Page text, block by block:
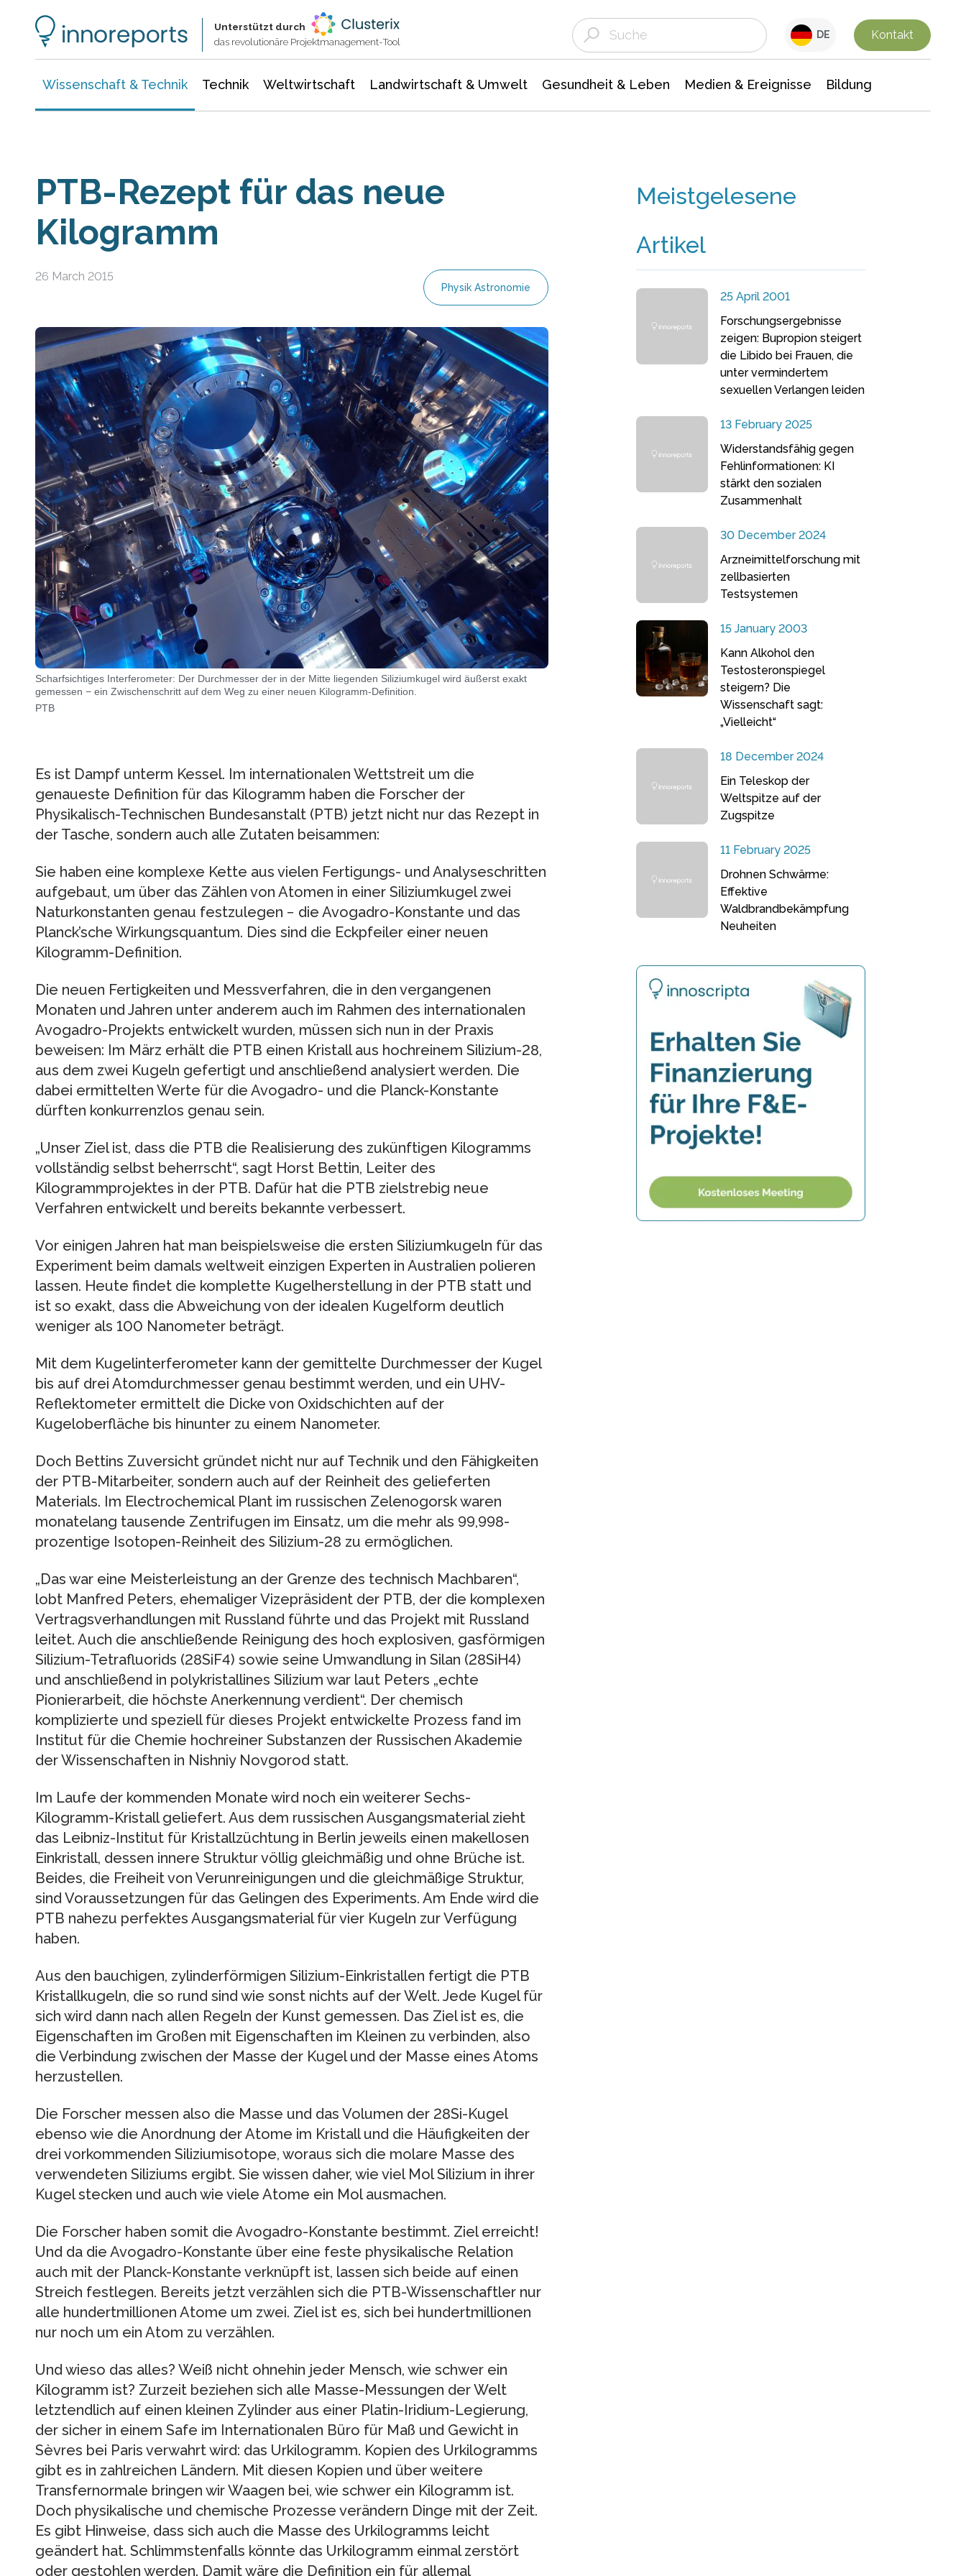
Unterstützt durch
das revolutionäre Projektmanagement-Tool
DE Kontakt
Wissenschaft & Technik Technik Weltwirtschaft Landwirtschaft & Umwelt Gesundheit & Leben Medien & Ereignisse Bildung
PTB-Rezept für das neue
Kilogramm
26 March 2015
Physik Astronomie
Scharfsichtiges Interferometer: Der Durchmesser der in der Mitte liegenden Siliziumkugel wird äußerst exakt
gemessen − ein Zwischenschritt auf dem Weg zu einer neuen Kilogramm-Definition.
PTB
Es ist Dampf unterm Kessel. Im internationalen Wettstreit um die
genaueste Definition für das Kilogramm haben die Forscher der
Physikalisch-Technischen Bundesanstalt (PTB) jetzt nicht nur das Rezept in
der Tasche, sondern auch alle Zutaten beisammen:
Sie haben eine komplexe Kette aus vielen Fertigungs- und Analyseschritten
aufgebaut, um über das Zählen von Atomen in einer Siliziumkugel zwei
Naturkonstanten genau festzulegen − die Avogadro-Konstante und das
Planck’sche Wirkungsquantum. Dies sind die Eckpfeiler einer neuen
Kilogramm-Definition.
Die neuen Fertigkeiten und Messverfahren, die in den vergangenen
Monaten und Jahren unter anderem auch im Rahmen des internationalen
Avogadro-Projekts entwickelt wurden, müssen sich nun in der Praxis
beweisen: Im März erhält die PTB einen Kristall aus hochreinem Silizium-28,
aus dem zwei Kugeln gefertigt und anschließend analysiert werden. Die
dabei ermittelten Werte für die Avogadro- und die Planck-Konstante
dürften konkurrenzlos genau sein.
„Unser Ziel ist, dass die PTB die Realisierung des zukünftigen Kilogramms
vollständig selbst beherrscht“, sagt Horst Bettin, Leiter des
Kilogrammprojektes in der PTB. Dafür hat die PTB zielstrebig neue
Verfahren entwickelt und bereits bekannte verbessert.
Vor einigen Jahren hat man beispielsweise die ersten Siliziumkugeln für das
Experiment beim damals weltweit einzigen Experten in Australien polieren
lassen. Heute findet die komplette Kugelherstellung in der PTB statt und
ist so exakt, dass die Abweichung von der idealen Kugelform deutlich
weniger als 100 Nanometer beträgt.
Mit dem Kugelinterferometer kann der gemittelte Durchmesser der Kugel
bis auf drei Atomdurchmesser genau bestimmt werden, und ein UHV-
Reflektometer ermittelt die Dicke von Oxidschichten auf der
Kugeloberfläche bis hinunter zu einem Nanometer.
Doch Bettins Zuversicht gründet nicht nur auf Technik und den Fähigkeiten
der PTB-Mitarbeiter, sondern auch auf der Reinheit des gelieferten
Materials. Im Electrochemical Plant im russischen Zelenogorsk waren
monatelang tausende Zentrifugen im Einsatz, um die mehr als 99,998-
prozentige Isotopen-Reinheit des Silizium-28 zu ermöglichen.
„Das war eine Meisterleistung an der Grenze des technisch Machbaren“,
lobt Manfred Peters, ehemaliger Vizepräsident der PTB, der die komplexen
Vertragsverhandlungen mit Russland führte und das Projekt mit Russland
leitet. Auch die anschließende Reinigung des hoch explosiven, gasförmigen
Silizium-Tetrafluorids (28SiF4) sowie seine Umwandlung in Silan (28SiH4)
und anschließend in polykristallines Silizium war laut Peters „echte
Pionierarbeit, die höchste Anerkennung verdient“. Der chemisch
komplizierte und speziell für dieses Projekt entwickelte Prozess fand im
Institut für die Chemie hochreiner Substanzen der Russischen Akademie
der Wissenschaften in Nishniy Novgorod statt.
Im Laufe der kommenden Monate wird noch ein weiterer Sechs-
Kilogramm-Kristall geliefert. Aus dem russischen Ausgangsmaterial zieht
das Leibniz-Institut für Kristallzüchtung in Berlin jeweils einen makellosen
Einkristall, dessen innere Struktur völlig gleichmäßig und ohne Brüche ist.
Beides, die Freiheit von Verunreinigungen und die gleichmäßige Struktur,
sind Voraussetzungen für das Gelingen des Experiments. Am Ende wird die
PTB nahezu perfektes Ausgangsmaterial für vier Kugeln zur Verfügung
haben.
Aus den bauchigen, zylinderförmigen Silizium-Einkristallen fertigt die PTB
Kristallkugeln, die so rund sind wie sonst nichts auf der Welt. Jede Kugel für
sich wird dann nach allen Regeln der Kunst gemessen. Das Ziel ist es, die
Eigenschaften im Großen mit Eigenschaften im Kleinen zu verbinden, also
die Verbindung zwischen der Masse der Kugel und der Masse eines Atoms
herzustellen.
Die Forscher messen also die Masse und das Volumen der 28Si-Kugel
ebenso wie die Anordnung der Atome im Kristall und die Häufigkeiten der
drei vorkommenden Siliziumisotope, woraus sich die molare Masse des
verwendeten Siliziums ergibt. Sie wissen daher, wie viel Mol Silizium in ihrer
Kugel stecken und auch wie viele Atome ein Mol ausmachen.
Die Forscher haben somit die Avogadro-Konstante bestimmt. Ziel erreicht!
Und da die Avogadro-Konstante über eine feste physikalische Relation
auch mit der Planck-Konstante verknüpft ist, lassen sich beide auf einen
Streich festlegen. Bereits jetzt verzählen sich die PTB-Wissenschaftler nur
alle hundertmillionen Atome um zwei. Ziel ist es, sich bei hundertmillionen
nur noch um ein Atom zu verzählen.
Und wieso das alles? Weiß nicht ohnehin jeder Mensch, wie schwer ein
Kilogramm ist? Zurzeit beziehen sich alle Masse-Messungen der Welt
letztendlich auf einen kleinen Zylinder aus einer Platin-Iridium-Legierung,
der sicher in einem Safe im Internationalen Büro für Maß und Gewicht in
Sèvres bei Paris verwahrt wird: das Urkilogramm. Kopien des Urkilogramms
gibt es in zahlreichen Ländern. Mit diesen Kopien und über weitere
Transfernormale bringen wir Waagen bei, wie schwer ein Kilogramm ist.
Doch physikalische und chemische Prozesse verändern Dinge mit der Zeit.
Es gibt Hinweise, dass sich auch die Masse des Urkilogramms leicht
geändert hat. Schlimmstenfalls könnte das Urkilogramm einmal zerstört
oder gestohlen werden. Damit wäre die Definition ein für allemal
Meistgelesene
Artikel
25 April 2001
Forschungsergebnisse
zeigen: Bupropion steigert
die Libido bei Frauen, die
unter vermindertem
sexuellen Verlangen leiden
13 February 2025
Widerstandsfähig gegen
Fehlinformationen: KI
stärkt den sozialen
Zusammenhalt
30 December 2024
Arzneimittelforschung mit
zellbasierten
Testsystemen
15 January 2003
Kann Alkohol den
Testosteronspiegel
steigern? Die
Wissenschaft sagt:
„Vielleicht“
18 December 2024
Ein Teleskop der
Weltspitze auf der
Zugspitze
11 February 2025
Drohnen Schwärme:
Effektive
Waldbrandbekämpfung
Neuheiten